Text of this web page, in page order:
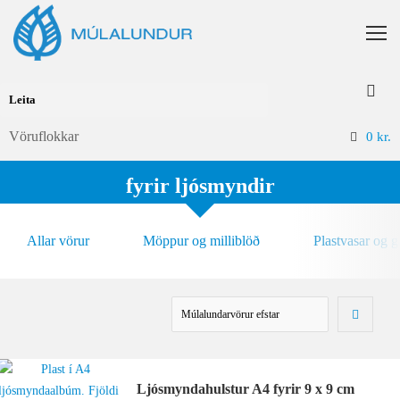
Vöruflokkar 0 kr.
fyrir ljósmyndir
Allar vörur Möppur og milliblöð Plastvasar og
Ljósmyndahulstur A4 fyrir 9 x 9 cm